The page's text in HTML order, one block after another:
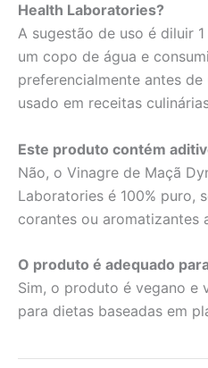
Health Laboratories?
A sugestão de uso é diluir
um copo de água e
preferencialmente antes
usado em receitas
Este produto contém
Não, o Vinagre de Maçã
Laboratories é 100% puro,
corantes ou aromatizantes
O produto é adequado
Sim, o produto é vegano e
para dietas baseadas em